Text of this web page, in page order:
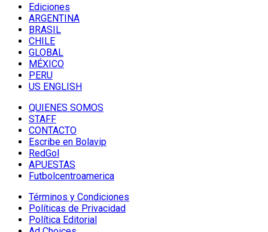
Ediciones
ARGENTINA
BRASIL
CHILE
GLOBAL
MÉXICO
PERU
US ENGLISH
QUIENES SOMOS
STAFF
CONTACTO
Escribe en Bolavip
RedGol
APUESTAS
Futbolcentroamerica
Términos y Condiciones
Políticas de Privacidad
Política Editorial